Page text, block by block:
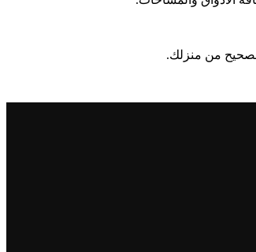
من منزلك.